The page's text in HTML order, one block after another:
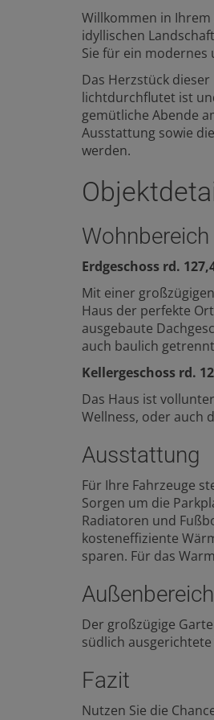
Willkommen in
idyllischen
Sie für ein
Das Herzstück
lichtdurchflutet ist
gemütliche Abende
Ausstattung sowie
werden.
Wohnbereich
Erdgeschoss rd.
Mit einer
Haus der perfekte
ausgebaute
auch baulich
Kellergeschoss rd.
Das Haus ist
Wellness, oder auch
Ausstattung
Für Ihre Fahrzeuge
Sorgen um die
Radiatoren und
kosteneffiziente
sparen. Für das
Außenbereich
Der großzügige
südlich
Fazit
Nutzen Sie die